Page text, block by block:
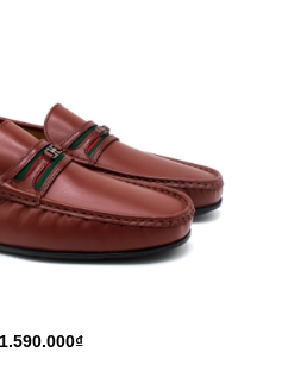
1.590.000₫